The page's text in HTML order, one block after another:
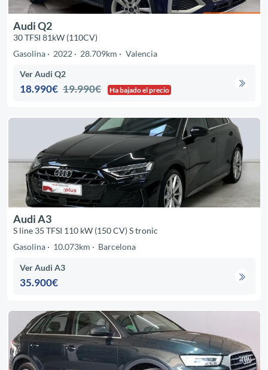
Audi Q2
30 TFSI 81kW (110CV)
Gasolina
2022 28.709km Valencia
Ver Audi Q2
18.990€ 19.990€ Ha bajado el precio
Audi A3
S line 35 TFSI 110 kW (150 CV) S tronic
Gasolina
10.073km Barcelona
Ver Audi A3
35.900€